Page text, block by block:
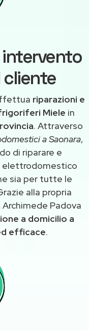
intervento
cliente
riparazioni e
Miele in
. Attraverso
a Saonara,
di riparare e
elettrodomestico
sia per tutte le
alla propria
Padova
a domicilio a
efficace.